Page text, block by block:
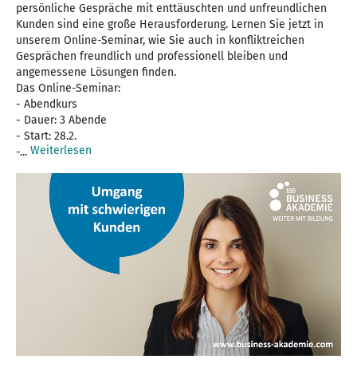
persönliche Gespräche mit enttäuschten und unfreundlichen
Kunden sind eine große Herausforderung. Lernen Sie jetzt in
unserem Online-Seminar, wie Sie auch in konfliktreichen
Gesprächen freundlich und professionell bleiben und
angemessene Lösungen finden.
Das Online-Seminar:
- Abendkurs
- Dauer: 3 Abende
- Start: 28.2.
-... Weiterlesen